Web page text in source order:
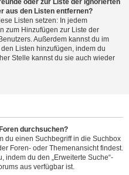
oder zur Liste der ignorierten
aus den Listen entfernen?
Listen setzen: In jedem
zum Hinzufügen zur Liste der
Außerdem kannst du im
Listen hinzufügen, indem du
Stelle kannst du sie auch wieder
durchsuchen?
du einen Suchbegriff in die Suchbox
Foren- oder Themenansicht findest.
indem du den „Erweiterte Suche“-
aus verfügbar ist.